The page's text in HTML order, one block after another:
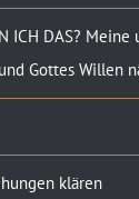
ICH DAS?
Gottes Willen
klären